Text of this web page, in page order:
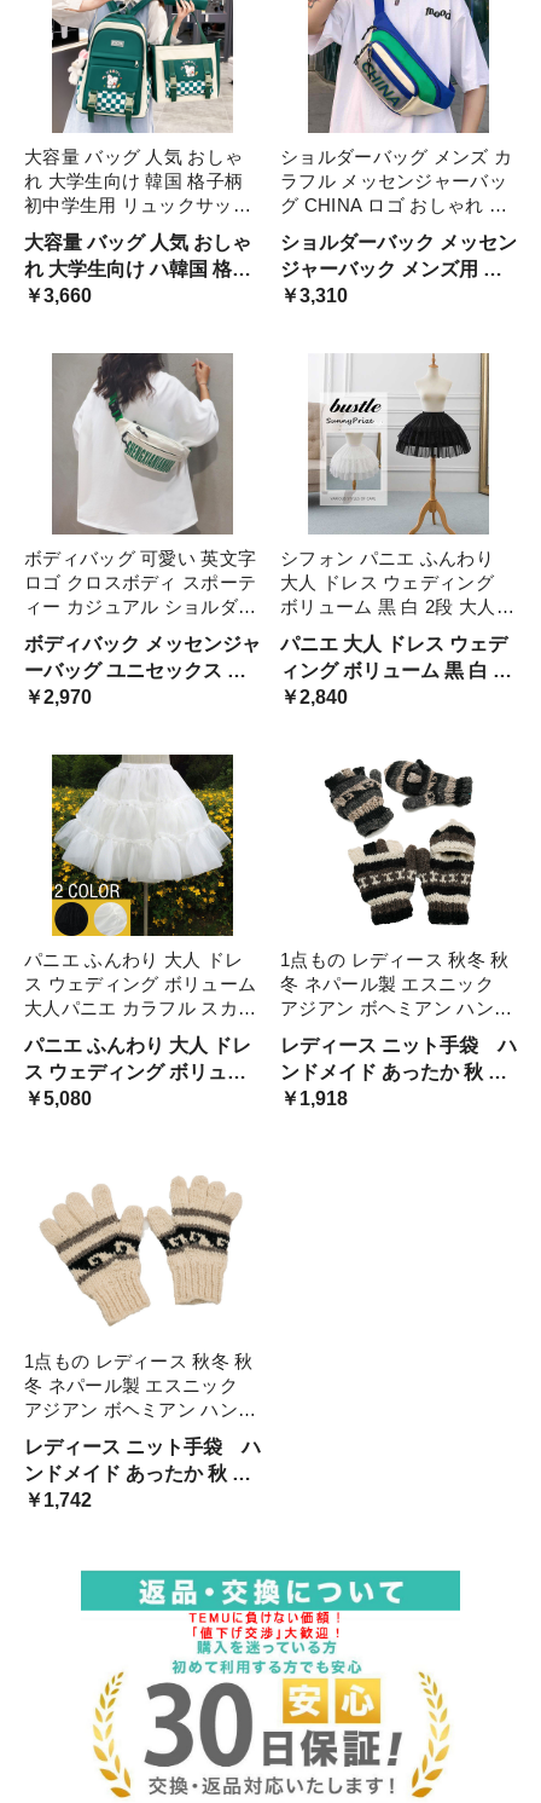
大容量 バッグ 人気 おしゃ
れ 大学生向け 韓国 格子柄
初中学生用 リュックサック
セット 耐久性 ポケット 多
機能 使いやすい 四点セット
学校用 通学用 サイズ: 軽量
調節可能色 カラフル 充実の
大容量 バッグ 人気 おしゃ
れ 大学生向け ハ韓国 格子
柄 初中学生用 リュックサ
ト 多機能 使いやすい
￥3,660
ショルダーバッグ メンズ カ
ラフル メッセンジャーバッ
グ CHINA ロゴ おしゃれ 男
子 ボディバッグ 斜めがけ
スポーティー ファスナー 黒
青 緑 オレンジ 原色 スマホ
携帯 お買い物 POP
ショルダーバック メッセン
ジャーバック メンズ用 中
国 チャイナロゴ クロスボ
ンショルダー ブルー グリ
ーン ポップ 元気 色
￥3,310
ボディバッグ 可愛い 英文字
ロゴ クロスボディ スポーテ
ィー カジュアル ショルダー
斜め掛け バッグ メンズ レ
ディース 韓国系 かっこいい
個性的 カラフル バイカラー
黒 緑 青 ファスナ 白
ボディバック メッセンジャ
ーバッグ ユニセックス ユ
ニーク カッコいい クール
ミックスカラー アルファベ
ット 斜めがけ 襷掛け ナイ
ロン
￥2,970
シフォン パニエ ふんわり
大人 ドレス ウェディング
ボリューム 黒 白 2段 大人パ
ニエ カラフル スカート 外
着OK コスプレ ハロウィン
コスチューム 演奏会 イベン
ト 舞台 d902 文化祭
パニエ 大人 ドレス ウェデ
ィング ボリューム 黒 白 2
段 大人パニエ コスチュー
￥2,840
パニエ ふんわり 大人 ドレ
ス ウェディング ボリューム
大人パニエ カラフル スカー
ト 大きい裾 コスプレ ハロ
ウィン コスチューム 演奏会
文化祭 イベント 黒 白
d9024c0c0x0 舞台
パニエ ふんわり 大人 ドレ
ス ウェディング ボリュー
ム 大人パニエ カラフル ス
対応しています。
￥5,080
1点もの レディース 秋冬 秋
冬 ネパール製 エスニック
アジアン ボヘミアン ハンド
メイド 毛糸 ニット あった
か レッニット手袋 カラフル
山ガール ファッション 森ガ
ール 釣ガール アウ 登山
レディース ニット手袋 ハ
ンドメイド あったか 秋 冬
山ガール ヤマガール 登山
￥1,918
1点もの レディース 秋冬 秋
冬 ネパール製 エスニック
アジアン ボヘミアン ハンド
メイド 毛糸 ニット あった
か レッニット手袋 カラフル
山ガール ファッション 森ガ
ール 釣ガール アウ 登山
レディース ニット手袋 ハ
ンドメイド あったか 秋 冬
山ガール ヤマガール 登山
ハンドメイド エスニック
ボヘミアン アジアン
￥1,742